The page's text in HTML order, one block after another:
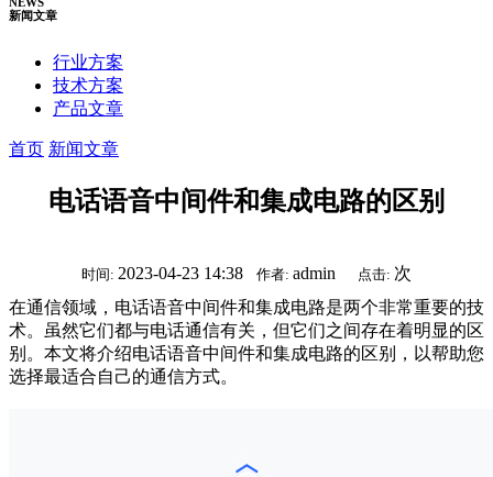
新闻文章
行业方案
技术方案
产品文章
首页 新闻文章
电话语音中间件和集成电路的区别
时间: 2023-04-23 14:38 作者: admin 点击: 次
在通信领域，电话语音中间件和集成电路是两个非常重要的技
术。虽然它们都与电话通信有关，但它们之间存在着明显的区
别。本文将介绍电话语音中间件和集成电路的区别，以帮助您
选择最适合自己的通信方式。